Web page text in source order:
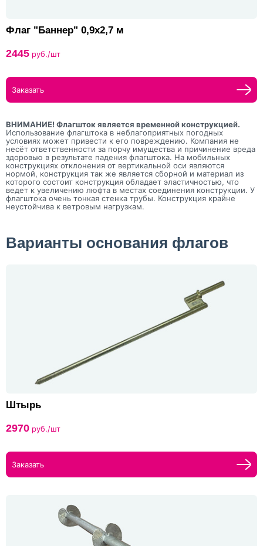
Флаг "Баннер" 0,9х2,7 м
2445 руб./шт
Заказать
ВНИМАНИЕ! Флагшток является временной конструкцией.
Использование флагштока в неблагоприятных погодных
условиях может привести к его повреждению. Компания не
несёт ответственности за порчу имущества и причинение вреда
здоровью в результате падения флагштока. На мобильных
конструкциях отклонения от вертикальной оси являются
нормой, конструкция так же является сборной и материал из
которого состоит конструкция обладает эластичностью, что
ведет к увеличению люфта в местах соединения конструкции. У
флагштока очень тонкая стенка трубы. Конструкция крайне
неустойчива к ветровым нагрузкам.
Варианты основания флагов
Штырь
2970 руб./шт
Заказать